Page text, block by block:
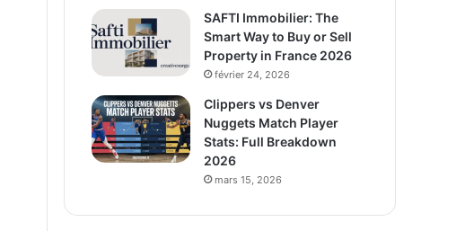
SAFTI Immobilier: The
Smart Way to Buy or Sell
Property in France 2026
février 24, 2026
Clippers vs Denver
Nuggets Match Player
Stats: Full Breakdown
2026
mars 15, 2026